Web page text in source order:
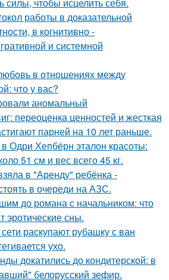
работы в доказательной
в когнитивно -
и системной
в отношениях между
что у вас?
аномальный
переоценка ценностей и жесткая
парней на 10 лет раньше.
Одри Хепбёрн эталон красоты:
51 см и вес всего 45 кг.
в "Аренду" ребёнка -
в очереди на АЗС.
до романа с начальником: что
эротические сны.
раскупают рубашку с ван
ухо.
докатились до кондитерской: в
белорусский зефир.